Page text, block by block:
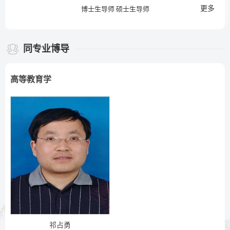
博士生导师 硕士生导师 更多
同专业博导
高等教育学
祁占勇